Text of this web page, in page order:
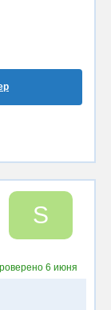
S
6 июня